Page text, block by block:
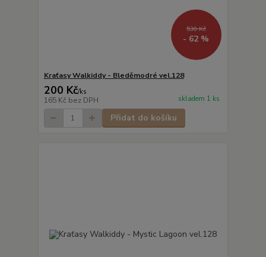
530 Kč
- 62 %
Kraťasy Walkiddy - Bleděmodré vel.128
200 Kč/ks
165 Kč bez DPH skladem 1 ks
Přidat do košíku